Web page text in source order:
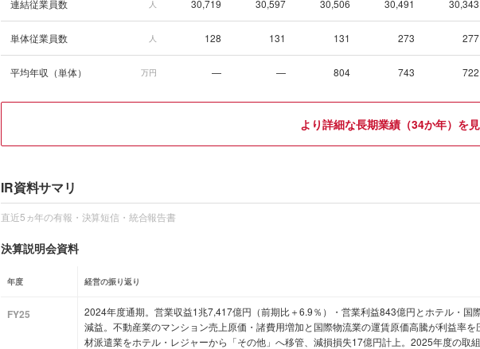
連結従業員数 人 30,719 30,597 30,506 30,491 30,343
単体従業員数 人 128 131 131 273 277
平均年収（単体） 万円 — — 804 743 722
より詳細な長期業績（34か年）を
IR資料サマリ
直近5ヵ年の有報・決算短信・統合報告書
決算説明会資料
年度 経営の振り返り
FY25
2024年度通期。営業収益1兆7,417億円（前期比＋6.9％）・営業利益843億円とホテル・国
減益。不動産業のマンション売上原価・諸費用増加と国際物流業の運賃原価高騰が利益率を
材派遣業をホテル・レジャーから「その他」へ移管、減損損失17億円計上。2025年度の取